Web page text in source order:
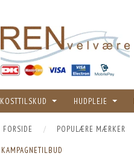
KOSTTILSKUD HUDPLEJE
FORSIDE POPULÆRE MÆRKER
KAMPAGNETILBUD